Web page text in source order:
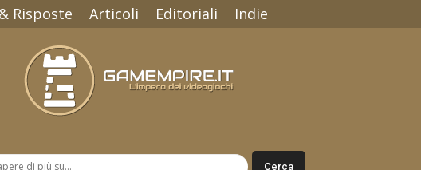
Risposte Articoli Editoriali Indie